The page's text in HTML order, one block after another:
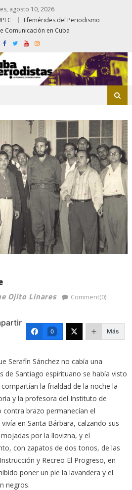
agosto 10, 2026
Efemérides del Periodismo
Comunicación en Cuba
Ojito Linares Comment(0)
0 Más
Serafín Sánchez no cabía una
de Santiago espirituano se había visto
la frialdad de la noche la
y la profesora del Instituto de
contra brazo permanecían el
en Santa Bárbara, calzando sus
por la llovizna, y el
con zapatos de dos tonos, de las
y Recreo El Progreso, en
poner un pie la lavandera y el
negros.